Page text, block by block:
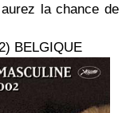
la chance de
BELGIQUE